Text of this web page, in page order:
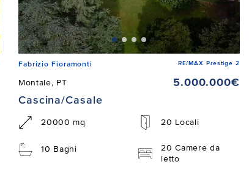
Fabrizio Fioramonti RE/MAX Prestige 2
Montale, PT
5.000.000€
Cascina/Casale
20000 mq 20 Locali
10 Bagni
20 Camere da
letto